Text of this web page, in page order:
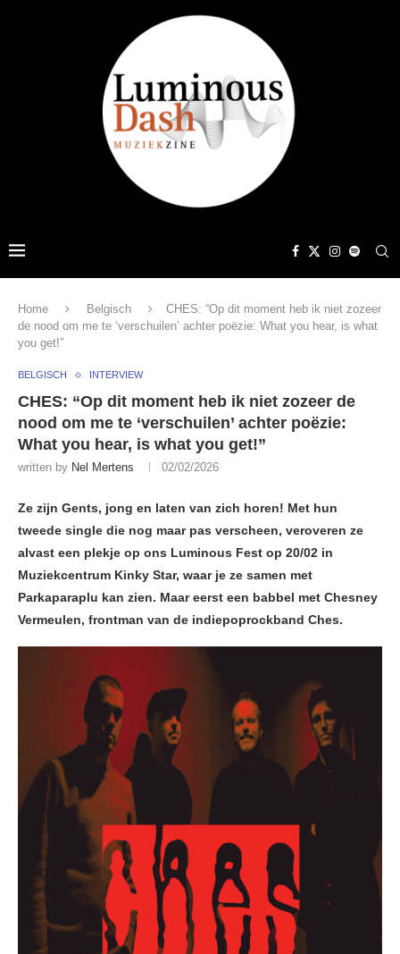
Home Belgisch
CHES: “Op dit moment heb ik niet zozeer
de nood om me te ‘verschuilen’ achter poëzie: What you hear, is what
you get!”
BELGISCH INTERVIEW
CHES: “Op dit moment heb ik niet zozeer de
nood om me te ‘verschuilen’ achter poëzie:
What you hear, is what you get!”
written by Nel Mertens 02/02/2026
Ze zijn Gents, jong en laten van zich horen! Met hun
tweede single die nog maar pas verscheen, veroveren ze
alvast een plekje op ons Luminous Fest op 20/02 in
Muziekcentrum Kinky Star, waar je ze samen met
Parkaparaplu kan zien. Maar eerst een babbel met Chesney
Vermeulen, frontman van de indiepoprockband Ches.